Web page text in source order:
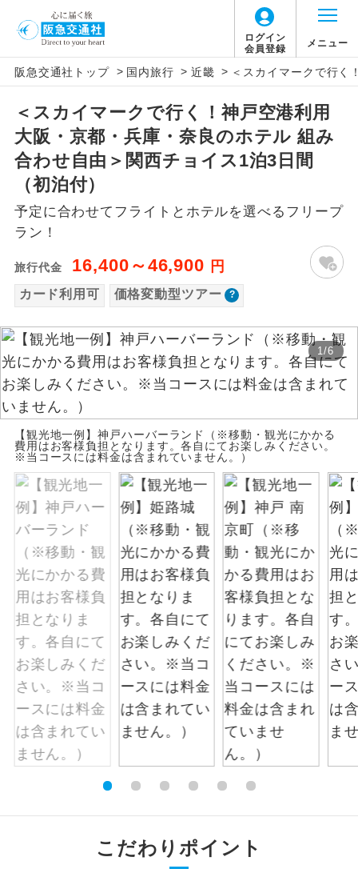
ログイン
会員登録
メニュー
阪急交通社トップ > 国内旅行 > 近畿 > ＜スカイマークで行く
＜スカイマークで行く！神戸空港利用
大阪・京都・兵庫・奈良のホテル 組み
合わせ自由＞関西チョイス1泊3日間
（初泊付）
予定に合わせてフライトとホテルを選べるフリープ
ラン！
旅行代金 16,400～46,900 円
カード利用可 価格変動型ツアー
1/6
【観光地一例】神戸ハーバーランド（※移動・観光にかかる
費用はお客様負担となります。各自にてお楽しみください。
※当コースには料金は含まれていません。）
こだわりポイント
アイコン 説明
添乗員同行
往路出発空港（駅）から復路到着空港
（駅）まで同行します。
現地添乗員同
行
バスガイド乗
新コース 初登場のコースです。
世界遺産
ユネスコに登録されている文化遺産や自
然遺産を訪ねるコースです。
絶景 絶景スポットに立ち寄るコースです。
温泉 温泉地にも宿泊するコースです。
露天風呂
ご宿泊ホテルに露天風呂が付いていま
す。
大浴場 ご宿泊ホテルに大浴場が付いています。
全食事付き
全てのお食事が付いていますので、お食
事の心配はいりません。（機内食を除
く）
お部屋食
お部屋にてゆっくりとお召し上がりいた
だけます。
トラベルイヤ
ホン
周りの音を気にせず、ガイドさんの説明
をじっくり聞くことができます。
1名様催行
2名様から出発可能な個人型プランで
おひとり様参
おひとり様限定でご参加いただけるコー
スです。
「価格変動型ツアー」に関するご案内
価格変動型ツアーとは
航空会社が設定する「個人包括旅行運
賃」を利用したツアーです。
お申し込み時期・ご利用便の空席状況に
よって料金が変動いたします。
以下の注意事項をあらかじめご了承いただき
ますようお願いいたします。
お支払いについて
お支払いは、クレジットカード決済のみとな
ります。
お申し込みの最後にクレジットカード決済を
していただき、決済手続き完了をもちまし
て、ご旅行の契約が成立となります。
ご予約方法について
ウェブ限定コースとなりますので、コールセ
ンター及びカウンターでのお申し込みはでき
ません。